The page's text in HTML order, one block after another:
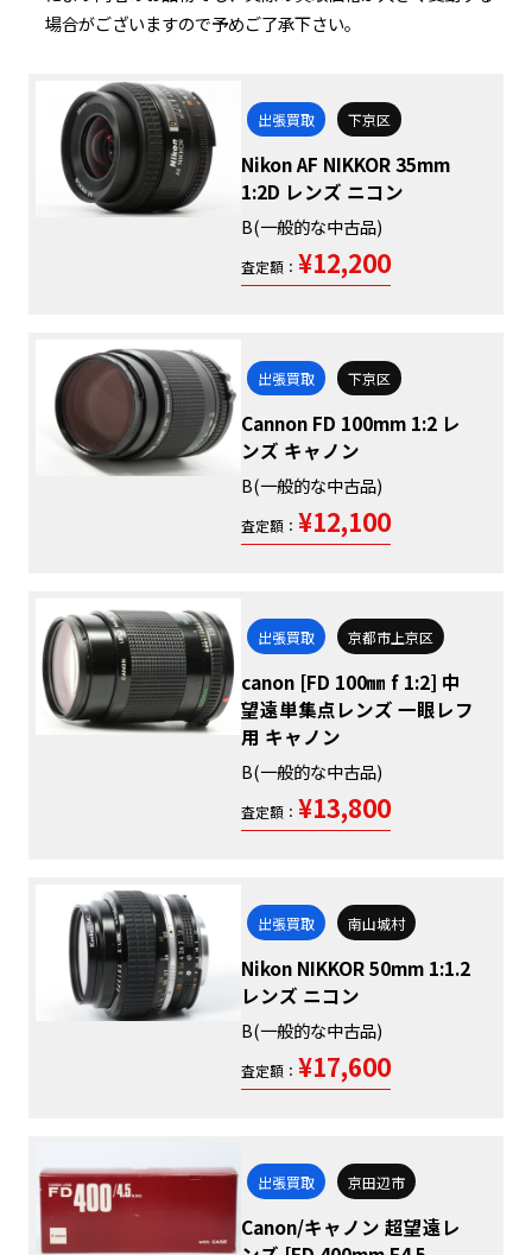
場合がございますので予めご了承下さい。
出張買取 下京区
Nikon AF NIKKOR 35mm
1:2D レンズ ニコン
B(一般的な中古品)
査定額： ¥12,200
出張買取 下京区
Cannon FD 100mm 1:2 レ
ンズ キャノン
B(一般的な中古品)
査定額： ¥12,100
出張買取 京都市上京区
canon [FD 100㎜ f 1:2] 中
望遠単集点レンズ 一眼レフ
用 キャノン
B(一般的な中古品)
査定額： ¥13,800
出張買取 南山城村
Nikon NIKKOR 50mm 1:1.2
レンズ ニコン
B(一般的な中古品)
査定額： ¥17,600
出張買取 京田辺市
Canon/キャノン 超望遠レ